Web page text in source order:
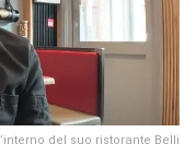
del suo ristorante Belli